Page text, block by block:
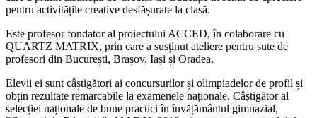
pentru activitățile creative desfășurate la clasă.
Este profesor fondator al proiectului ACCED, în colaborare cu
QUARTZ MATRIX, prin care a susținut ateliere pentru sute de
profesori din București, Brașov, Iași și Oradea.
Elevii ei sunt câștigători ai concursurilor și olimpiadelor de profil și
obțin rezultate remarcabile la examenele naționale. Câștigător al
selecției naționale de bune practici în învățământul gimnazial,